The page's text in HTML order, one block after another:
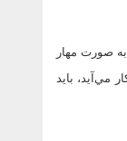
صورت مهار
مي‌آيد، بايد